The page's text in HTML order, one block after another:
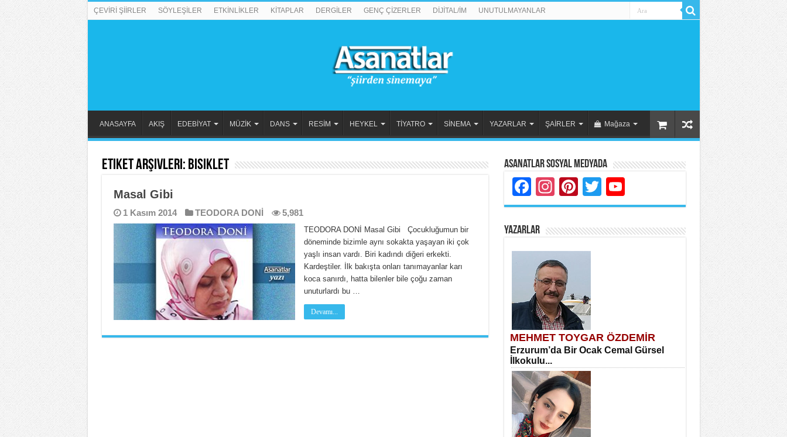
ÇEVİRİ ŞİİRLER SÖYLEŞİLER ETKİNLİKLER KİTAPLAR DERGİLER GENÇ ÇİZERLER DİJİTAL/İM UNUTULMAYANLAR
ANASAYFA AKIŞ EDEBİYAT MÜZİK DANS RESİM HEYKEL TİYATRO SİNEMA YAZARLAR ŞAİRLER Mağaza
Etiket Arşivleri: bisiklet
Masal Gibi
1 Kasım 2014 TEODORA DONİ 5,981
TEODORA DONİ Masal Gibi Çocukluğumun bir
döneminde bizimle aynı sokakta yaşayan iki çok
yaşlı insan vardı. Biri kadındı diğeri erkekti.
Kardeştiler. İlk bakışta onları tanımayanlar karı
koca sanırdı, hatta bilenler bile çoğu zaman
unuturlardı bu …
Devamı...
Asanatlar Sosyal Medyada
Facebook
Instagram
Pinterest
Twitter
YAZARLAR
MEHMET TOYGAR ÖZDEMİR
Erzurum’da Bir Ocak Cemal Gürsel
İlkokulu...